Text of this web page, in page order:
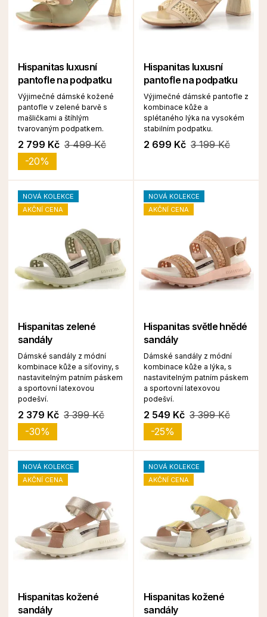
Hispanitas luxusní
pantofle na podpatku
Výjimečné dámské kožené
pantofle v zelené barvě s
mašličkami a štíhlým
tvarovaným podpatkem.
2 799 Kč 3 499 Kč
-20%
Hispanitas luxusní
pantofle na podpatku
Výjimečné dámské pantofle z
kombinace kůže a
splétaného lýka na vysokém
stabilním podpatku.
2 699 Kč 3 199 Kč
NOVÁ KOLEKCE
AKČNÍ CENA
Hispanitas zelené
sandály
Dámské sandály z módní
kombinace kůže a síťoviny, s
nastavitelným patním páskem
a sportovní latexovou
podešví.
2 379 Kč 3 399 Kč
-30%
NOVÁ KOLEKCE
AKČNÍ CENA
Hispanitas světle hnědé
sandály
Dámské sandály z módní
kombinace kůže a lýka, s
nastavitelným patním páskem
a sportovní latexovou
podešví.
2 549 Kč 3 399 Kč
-25%
NOVÁ KOLEKCE
AKČNÍ CENA
Hispanitas kožené
sandály
NOVÁ KOLEKCE
AKČNÍ CENA
Hispanitas kožené
sandály